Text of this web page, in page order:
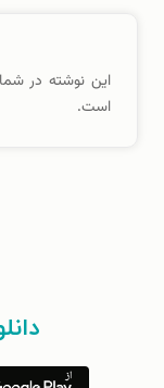
است.